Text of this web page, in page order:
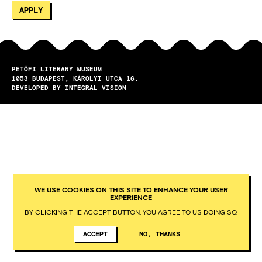
PETŐFI LITERARY MUSEUM
1053
BUDAPEST
KÁROLYI UTCA 16.
DEVELOPED BY INTEGRAL VISION
WE USE COOKIES ON THIS SITE TO ENHANCE YOUR USER
EXPERIENCE
BY CLICKING THE ACCEPT BUTTON, YOU AGREE TO US DOING SO.
ACCEPT NO, THANKS